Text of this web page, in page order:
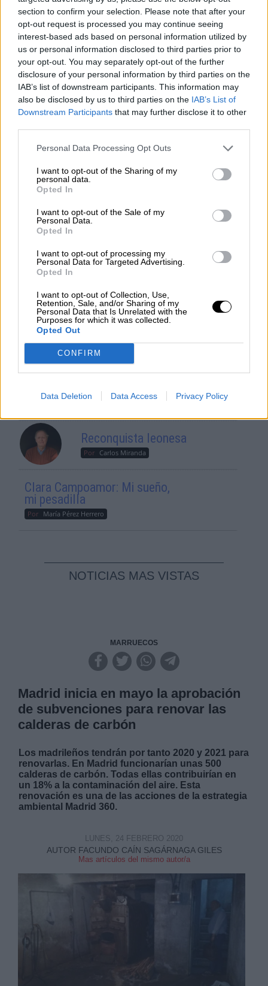
section to confirm your selection. Please note that after your
opt-out request is processed you may continue seeing
interest-based ads based on personal information utilized by
us or personal information disclosed to third parties prior to
your opt-out. You may separately opt-out of the further
disclosure of your personal information by third parties on the
IAB’s list of downstream participants. This information may
also be disclosed by us to third parties on the IAB’s List of
Downstream Participants that may further disclose it to other
Personal Data Processing Opt Outs
I want to opt-out of the Sharing of my
personal data.
Opted In
I want to opt-out of the Sale of my
Personal Data.
Opted In
I want to opt-out of processing my
Personal Data for Targeted Advertising.
Opted In
I want to opt-out of Collection, Use,
Retention, Sale, and/or Sharing of my
Personal Data that Is Unrelated with the
Purposes for which it was collected.
Opted Out
CONFIRM
Data Deletion Data Access Privacy Policy
El Gobierno da un nuevo impulso a
las empresas con la aprobación de la
Ley Crea y Crece
OPINIONES DIVERSAS
¿La ciudadanía de Occidente
es consciente del riesgo de
Por
Álvaro Frutos Rosado y Gabinete
Geopolítica de Crisis
Suelta y confía
Por María Comesaña
Votantes y votados
Por Juan Manuel Beltrán
El Conflicto de Oriente Medio:
Un Nuevo Orden Autoritario
en Construcción
Álvaro Frutos Rosado y Gabinete
Reconquista leonesa
Por Carlos Miranda
Clara Campoamor: Mi sueño,
mi pesadilla
Por María Pérez Herrero
NOTICIAS MAS VISTAS
MARRUECOS
Madrid inicia en mayo la aprobación
de subvenciones para renovar las
calderas de carbón
Los madrileños tendrán por tanto 2020 y 2021 para
renovarlas. En Madrid funcionarían unas 500
calderas de carbón. Todas ellas contribuirían en
un 18% a la contaminación del aire. Esta
renovación es una de las acciones de la estrategia
ambiental Madrid 360.
AUTOR FACUNDO CAÍN SAGÁRNAGA GILES
Mas artículos del mismo autor/a
LUNES, 24 FEBRERO 2020